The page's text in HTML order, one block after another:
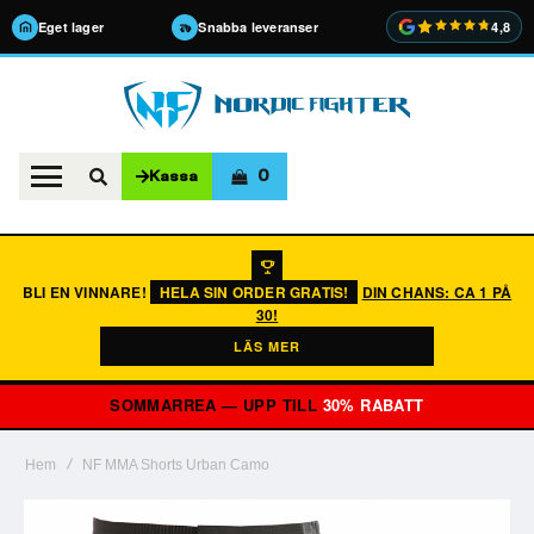
Eget lager Snabba leveranser 4,8
Kassa 0
BLI EN VINNARE! HELA SIN ORDER GRATIS!
DIN CHANS: CA 1 PÅ
30!
LÄS MER
SOMMARREA — UPP TILL 30% RABATT
Hem NF MMA Shorts Urban Camo